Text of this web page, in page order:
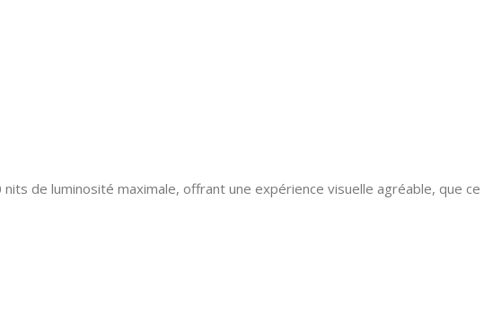
de luminosité maximale, offrant une expérience visuelle agréable, que